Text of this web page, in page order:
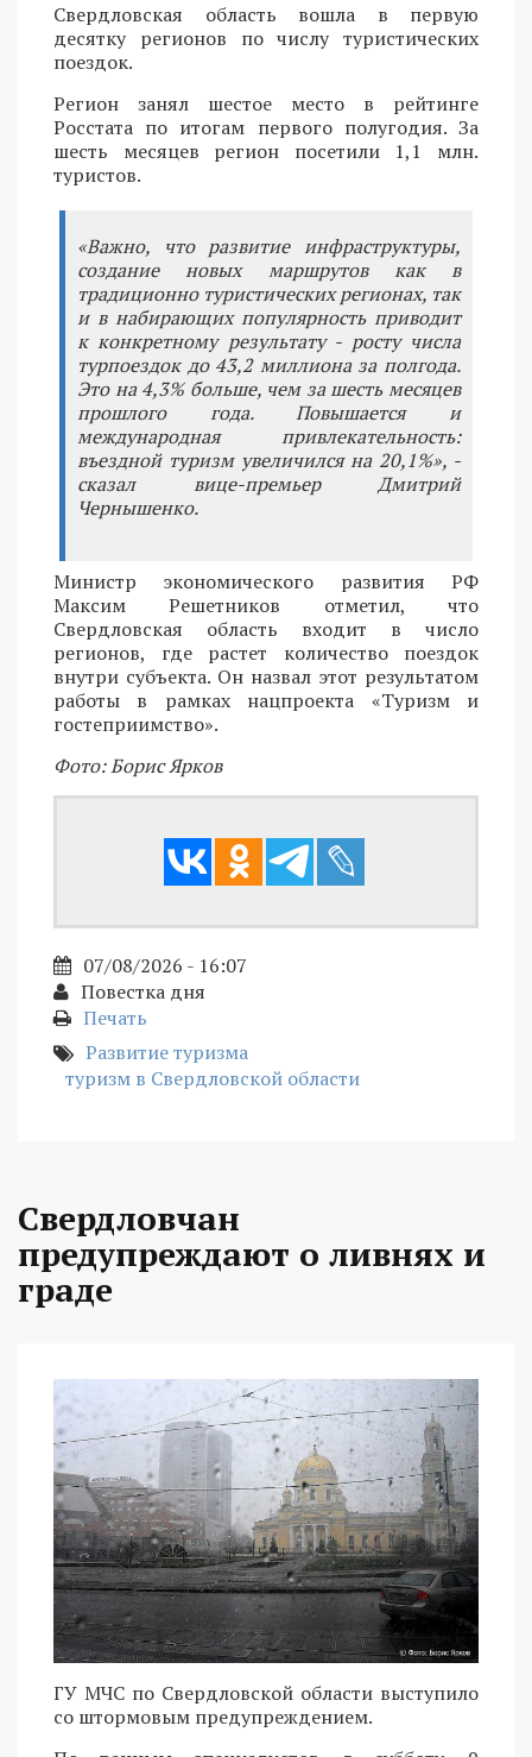
Свердловская область вошла в первую
десятку регионов по числу туристических
поездок.
Регион занял шестое место в рейтинге
Росстата по итогам первого полугодия. За
шесть месяцев регион посетили 1,1 млн.
туристов.
«Важно, что развитие инфраструктуры,
создание новых маршрутов как в
традиционно туристических регионах, так
и в набирающих популярность приводит
к конкретному результату - росту числа
турпоездок до 43,2 миллиона за полгода.
Это на 4,3% больше, чем за шесть месяцев
прошлого года. Повышается и
международная привлекательность:
въездной туризм увеличился на 20,1%», -
сказал вице-премьер Дмитрий
Чернышенко.
Министр экономического развития РФ
Максим Решетников отметил, что
Свердловская область входит в число
регионов, где растет количество поездок
внутри субъекта. Он назвал этот результатом
работы в рамках нацпроекта «Туризм и
гостеприимство».
Фото: Борис Ярков
07/08/2026 - 16:07
Повестка дня
Печать
Развитие туризма
туризм в Свердловской области
Свердловчан
предупреждают о ливнях и
граде
ГУ МЧС по Свердловской области выступило
со штормовым предупреждением.